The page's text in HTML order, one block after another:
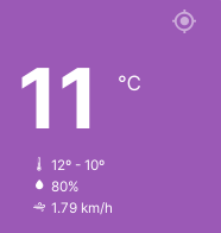
11 ℃
12º - 10º
80%
1.79 km/h